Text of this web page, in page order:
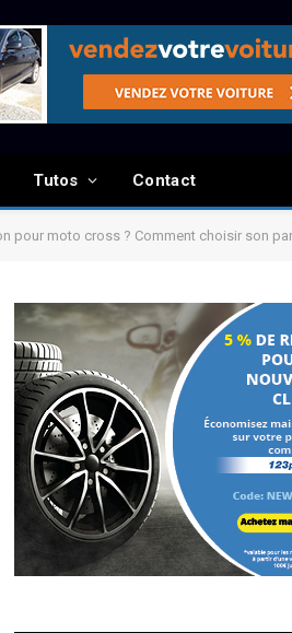
Tutos Contact
moto cross ? Comment choisir son pare pierre